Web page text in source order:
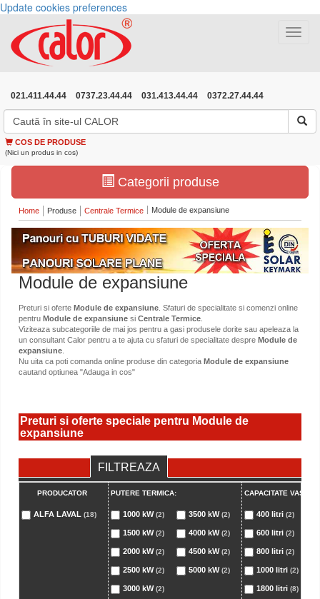
Update cookies preferences
Toggle
021.411.44.44 0737.23.44.44 031.413.44.44 0372.27.44.44
COS DE PRODUSE
(Nici un produs in cos)
Categorii produse
Home Produse Centrale Termice Module de expansiune
Module de expansiune
Preturi si oferte Module de expansiune . Sfaturi de specialitate si comenzi online
pentru Module de expansiune si Centrale Termice
Viziteaza subcategoriile de mai jos pentru a gasi produsele dorite sau apeleaza la
un consultant Calor pentru a te ajuta cu sfaturi de specialitate despre Module de
expansiune
Nu uita ca poti comanda online produse din categoria Module de expansiune
cautand optiunea "Adauga in cos"
Preturi si oferte speciale pentru Module de
expansiune
FILTREAZA
PRODUCATOR
ALFA LAVAL (18)
PUTERE TERMICA:
1000 kW(2)
1500 kW(2)
2000 kW(2)
2500 kW(2)
3000 kW(2)
3500 kW(2)
4000 kW(2)
4500 kW(2)
5000 kW(2)
CAPACITATE VAS
400 litri (2)
600 litri (2)
800 litri (2)
1000 litri (2)
1800 litri (8)